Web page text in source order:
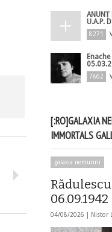
U.A.P.
8271
7862
[:RO]GALAXIA
IMMORTALS
galaxia nemuririi
04/08/2026 | Nistor